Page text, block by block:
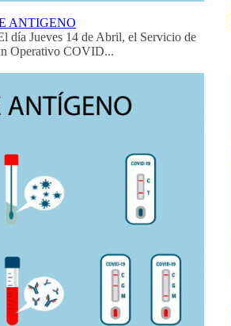
ANTIGENO
Jueves 14 de Abril, el Servicio de
Operativo COVID...